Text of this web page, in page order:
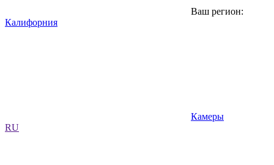
Ваш регион:
Калифорния
Камеры
RU